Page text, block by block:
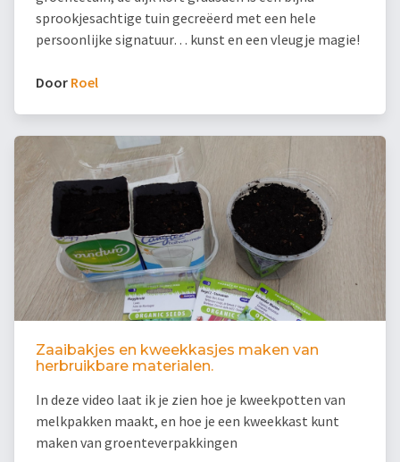
sprookjesachtige tuin gecreëerd met een hele
persoonlijke signatuur… kunst en een vleugje magie!
Door Roel
Zaaibakjes en kweekkasjes maken van
herbruikbare materialen.
In deze video laat ik je zien hoe je kweekpotten van
melkpakken maakt, en hoe je een kweekkast kunt
maken van groenteverpakkingen